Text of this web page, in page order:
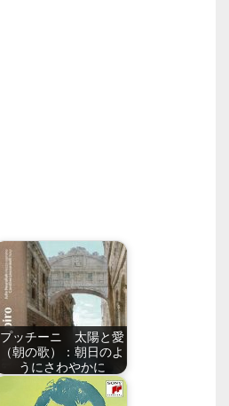
プッチーニ 太陽と愛
（朝の歌）：朝日のよ
うにさわやかに